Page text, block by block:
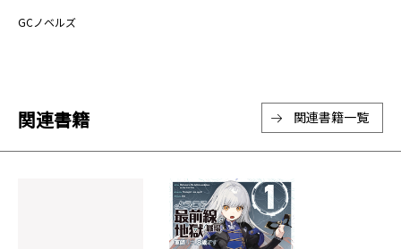
GCノベルズ
関連書籍 関連書籍一覧